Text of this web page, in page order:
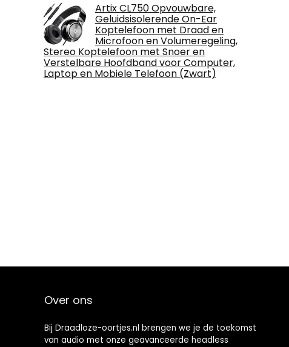
Artix CL750 Opvouwbare,
Geluidsisolerende On-Ear
Koptelefoon met Draad en
Microfoon en Volumeregeling,
Stereo Koptelefoon met Snoer en
Verstelbare Hoofdband voor Computer,
Laptop en Mobiele Telefoon (Zwart)
Over ons
Bij Draadloze-oortjes.nl brengen we je de toekomst
van audio met onze geavanceerde headless